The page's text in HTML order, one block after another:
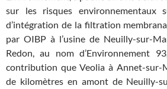
sur les risques environnementaux
d’intégration de la filtration
par OIBP à l’usine de Neuilly-sur-
Redon, au nom d’Environnement
contribution que Veolia à Annet-sur-
de kilomètres en amont de Neuilly-